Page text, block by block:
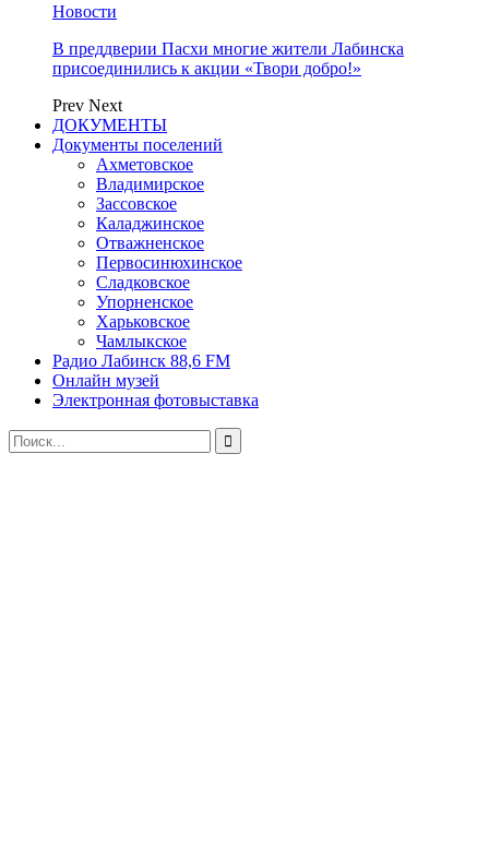
Новости
В преддверии Пасхи многие жители Лабинска
присоединились к акции «Твори добро!»
Prev Next
ДОКУМЕНТЫ
Документы поселений
Ахметовское
Владимирское
Зассовское
Каладжинское
Отважненское
Первосинюхинское
Сладковское
Упорненское
Харьковское
Чамлыкское
Радио Лабинск 88,6 FM
Онлайн музей
Электронная фотовыставка